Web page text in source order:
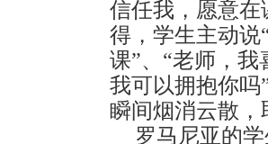
信任我，愿意
得，学生主动说
课”、“老师，我
我可以拥抱你
瞬间烟消云散
罗马尼亚的